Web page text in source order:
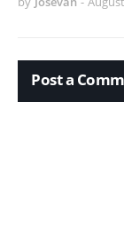
Post a